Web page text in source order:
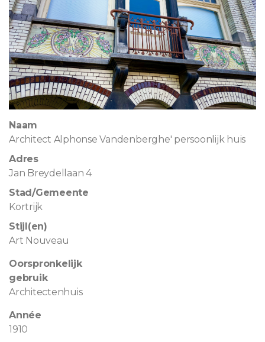
Naam
Architect Alphonse Vandenberghe' persoonlijk huis
Adres
Jan Breydellaan 4
Stad/Gemeente
Kortrijk
Stijl(en)
Art Nouveau
Oorspronkelijk
gebruik
Architectenhuis
Année
1910